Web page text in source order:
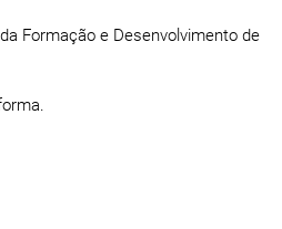
Formação e Desenvolvimento de